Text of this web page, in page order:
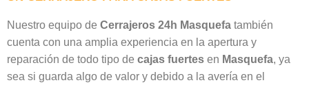
Nuestro equipo de Cerrajeros 24h Masquefa también
cuenta con una amplia experiencia en la apertura y
reparación de todo tipo de cajas fuertes en Masquefa, ya
sea si guarda algo de valor y debido a la avería en el